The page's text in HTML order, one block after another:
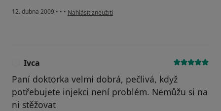
12. dubna 2009 • • • podle názoru uživatele příliš zúčastněná
Nahlásit zneužití
Ivca
Paní doktorka velmi dobrá, pečlivá, když
potřebujete injekci není problém. Nemůžu si na
ni stěžovat